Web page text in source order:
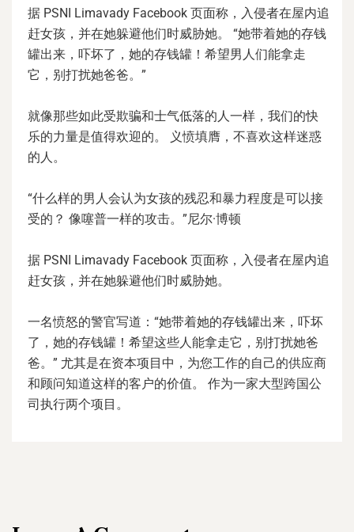
据 PSNI Limavady Facebook 页面称，入侵者在屋内追
赶女孩，并在她躲避他们时威胁她。 “她带着她的存钱
罐出来，吓坏了，她的存钱罐！希望男人们能拿走
它，别打扰她爸爸。”
就像那些如此受欺骗和士气低落的人一样，我们的快
乐的力量是值得欢迎的。 义愤填膺，不喜欢这样迷惑
的人。
“什么样的男人会认为女孩的残忍和暴力程度是可以接
受的？ 像噻普一样的攻击。”尼尔·博顿
据 PSNI Limavady Facebook 页面称，入侵者在屋内追
赶女孩，并在她躲避他们时威胁她。
一名愤怒的警官写道：“她带着她的存钱罐出来，吓坏
了，她的存钱罐！希望这些人能拿走它，别打扰她爸
爸。” 尤其是在资本项目中，为您工作的自己的供应商
和顾问知道这样的客户的价值。 作为一家大型跨国公
司执行两个项目。